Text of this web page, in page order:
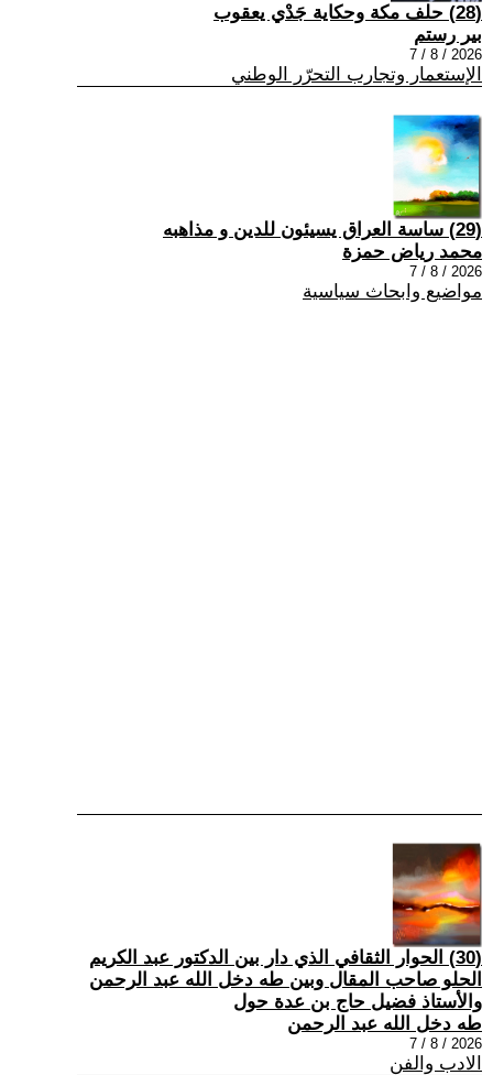
(28) حلف مكة وحكاية جَدْي يعقوب
بير رستم
2026 / 8 / 7
الإستعمار وتجارب التحرّر الوطني
(29) ساسة العراق يسيئون للدين و مذاهبه
محمد رياض حمزة
2026 / 8 / 7
مواضيع وابحاث سياسية
(30) الحوار الثقافي الذي دار بين الدكتور عبد الكريم
الحلو صاحب المقال وبين طه دخل الله عبد الرحمن
والأستاذ فضيل حاج بن عدة حول
طه دخل الله عبد الرحمن
2026 / 8 / 7
الادب والفن